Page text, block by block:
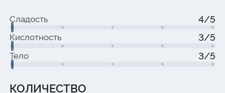
Сладость 4/5
Кислотность 3/5
Тело 3/5
КОЛИЧЕСТВО